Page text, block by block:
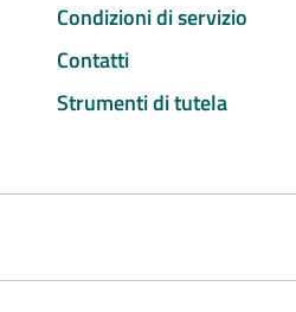
Condizioni di servizio
Contatti
Strumenti di tutela